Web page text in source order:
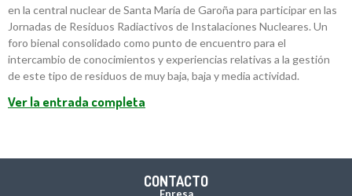
en la central nuclear de Santa María de Garoña para participar en las
Jornadas de Residuos Radiactivos de Instalaciones Nucleares. Un
foro bienal consolidado como punto de encuentro para el
intercambio de conocimientos y experiencias relativas a la gestión
de este tipo de residuos de muy baja, baja y media actividad.
Ver la entrada completa
CONTACTO